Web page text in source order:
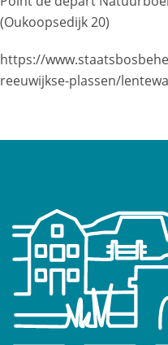
(Oukoopsedijk 20)
https://
reeuwijkse-plassen/